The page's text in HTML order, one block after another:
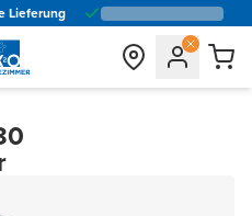
Lieferung